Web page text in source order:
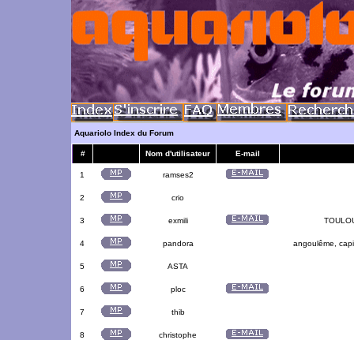
Aquariolo Index du Forum
# Nom d'utilisateur E-mail
1 ramses2
2 crio
3 exmili
4 pandora angoulême,
5 ASTA
6 ploc
7 thib
8 christophe